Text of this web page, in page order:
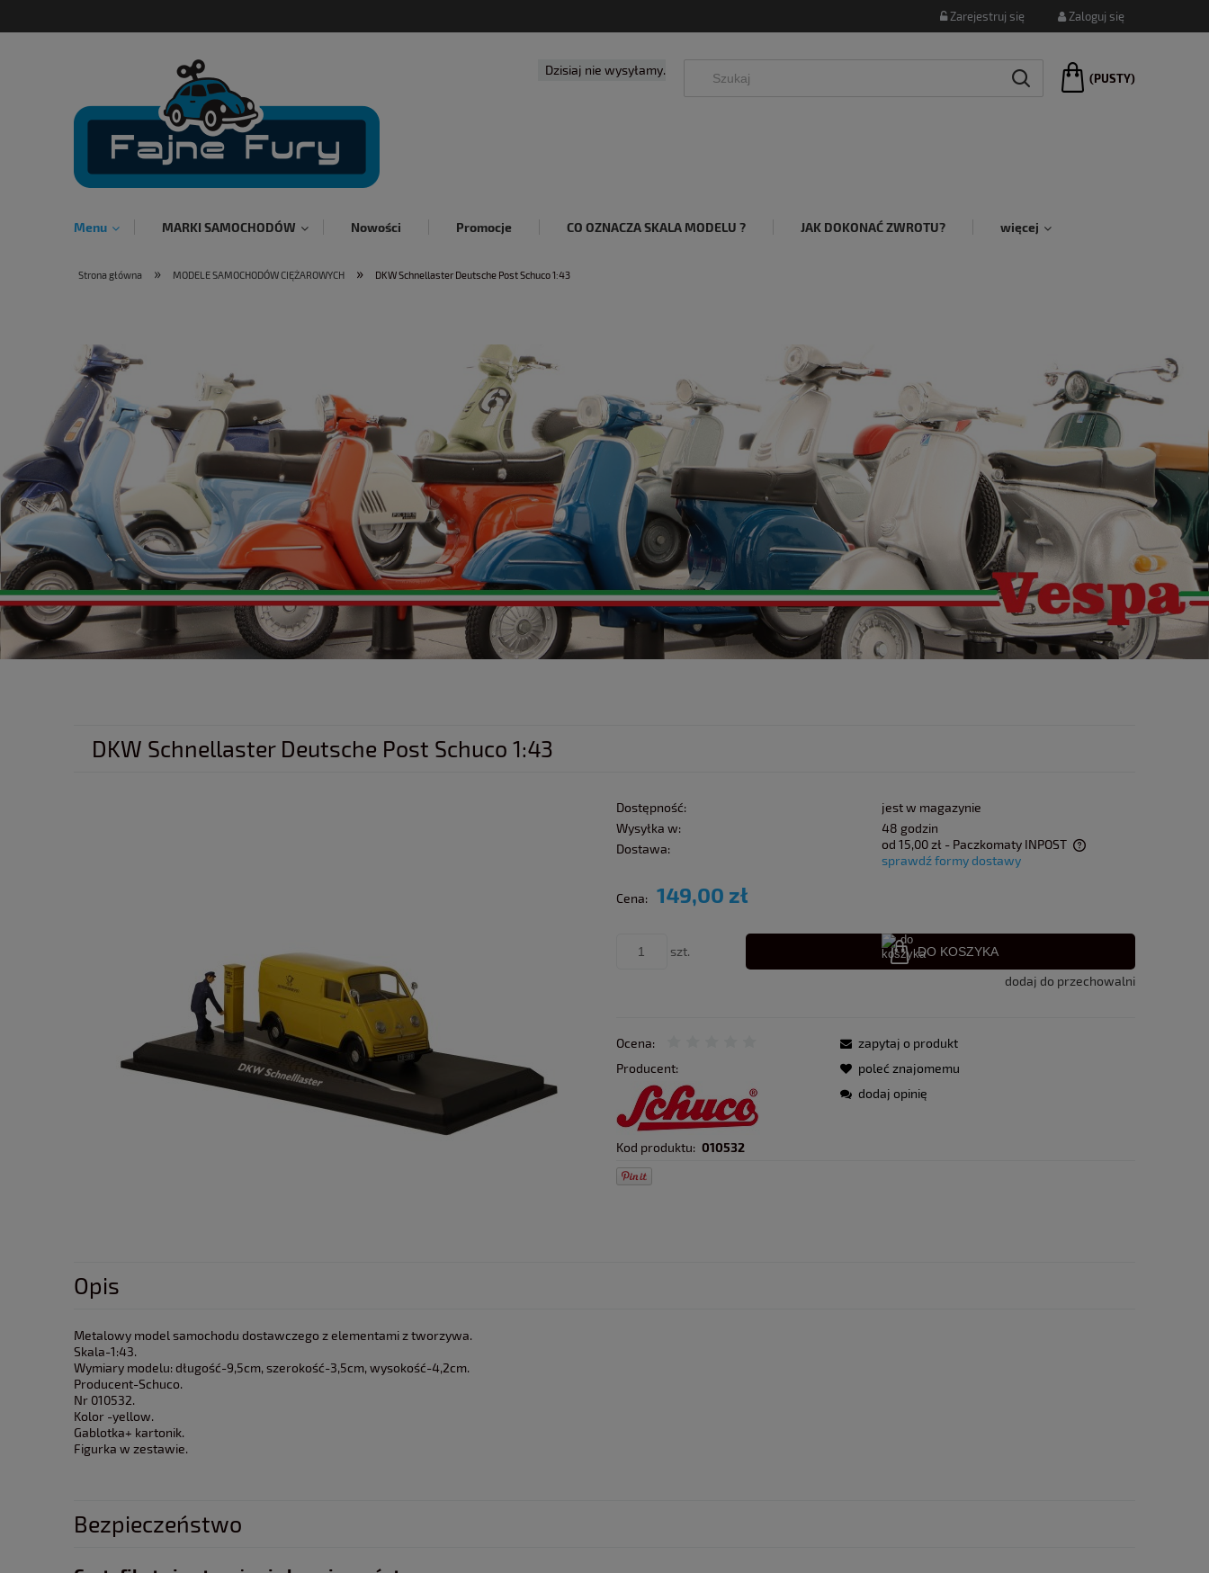
Zarejestruj się Zaloguj się
(PUSTY)
Dzisiaj nie wysyłamy.
Menu MARKI SAMOCHODÓW Nowości Promocje CO OZNACZA SKALA MODELU ? JAK DOKONAĆ ZWROTU? więcej
Strona główna » MODELE SAMOCHODÓW CIĘŻAROWYCH » DKW Schnellaster Deutsche Post Schuco 1:43
DKW Schnellaster Deutsche Post Schuco 1:43
Dostępność:
jest w magazynie
Wysyłka w:
48 godzin
Dostawa:
od 15,00 zł - Paczkomaty INPOST
sprawdź formy dostawy
Cena: 149,00 zł
szt. DO KOSZYKA
dodaj do przechowalni
Ocena:
Producent:
Kod produktu: 010532
zapytaj o produkt
poleć znajomemu
dodaj opinię
Opis
Metalowy model samochodu dostawczego z elementami z tworzywa.
Skala-1:43.
Wymiary modelu: długość-9,5cm, szerokość-3,5cm, wysokość-4,2cm.
Producent-Schuco.
Nr 010532.
Kolor -yellow.
Gablotka+ kartonik.
Figurka w zestawie.
Bezpieczeństwo